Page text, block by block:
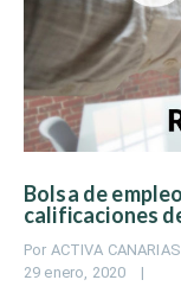
Bolsa de
calificaciones
Por ACTIVA CANARIAS
29 enero, 2020 |